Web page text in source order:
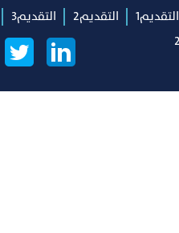
التقديم1 التقديم2 التقديم3